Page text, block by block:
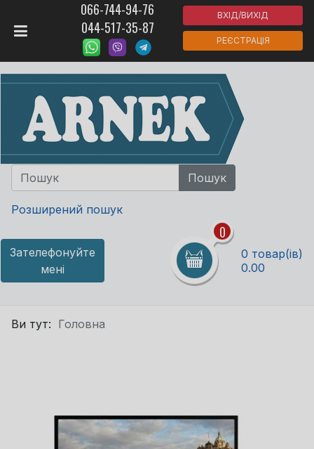
066-744-94-76
044-517-35-87
ВХІД/ВИХІД
РЕЄСТРАЦІЯ
Розширений пошук
Зателефонуйте
мені
0
0 товар(ів)
0.00
Ви тут: Головна